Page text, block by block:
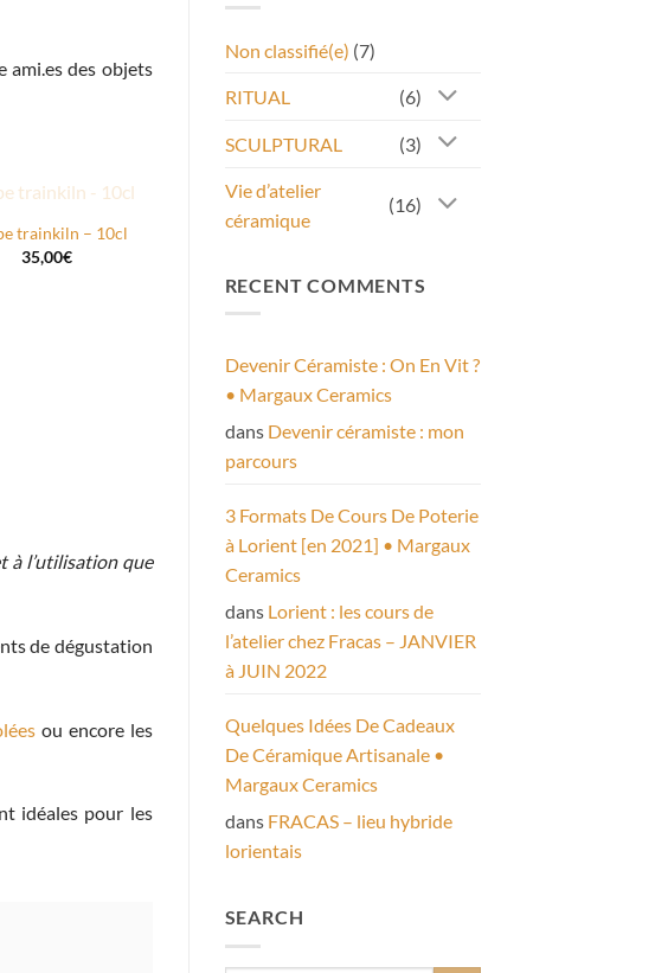
ami.es des objets
AJOUTER
À MA
DE STOCK
trainkiln – 10cl
35,00€
WISHLIST
Gobelet yakishime
(cuisson bois) – 15cl
35,00
à l’utilisation que
de dégustation
ou encore les
idéales pour les
à
l’engobe
à
l’émail
des
masterclass
:
2023
Non classifié(e) (7)
RITUAL (6)
SCULPTURAL (3)
Vie d’atelier
céramique
(16)
RECENT COMMENTS
Devenir Céramiste : On En Vit ?
• Margaux Ceramics
dans Devenir céramiste : mon
parcours
3 Formats De Cours De Poterie
à Lorient [en 2021] • Margaux
Ceramics
dans Lorient : les cours de
l’atelier chez Fracas – JANVIER
à JUIN 2022
Quelques Idées De Cadeaux
De Céramique Artisanale •
Margaux Ceramics
dans FRACAS – lieu hybride
lorientais
SEARCH